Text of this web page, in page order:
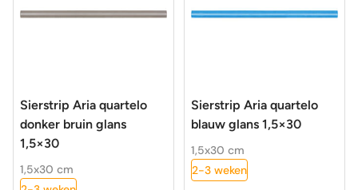
Sierstrip Aria quartelo
donker bruin glans
1,5×30
1,5x30 cm
Sierstrip Aria quartelo
blauw glans 1,5×30
1,5x30 cm
2-3 weken